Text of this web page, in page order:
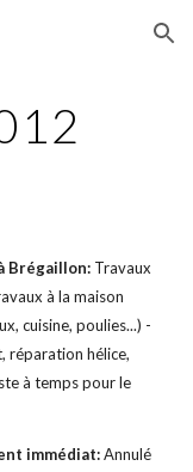
Skip to navigation
Travaux
à la maison
cuisine, poulies...) -
réparation hélice,
à temps pour le
immédiat:Annulé